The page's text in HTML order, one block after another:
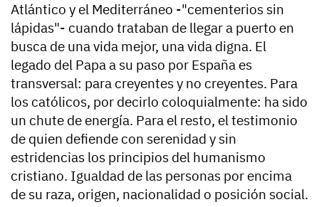
Atlántico y el Mediterráneo -"cementerios sin
lápidas"- cuando trataban de llegar a puerto en
busca de una vida mejor, una vida digna. El
legado del Papa a su paso por España es
transversal: para creyentes y no creyentes. Para
los católicos, por decirlo coloquialmente: ha sido
un chute de energía. Para el resto, el testimonio
de quien defiende con serenidad y sin
estridencias los principios del humanismo
cristiano. Igualdad de las personas por encima
de su raza, origen, nacionalidad o posición social.